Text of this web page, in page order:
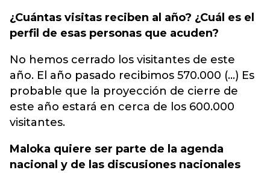
¿Cuántas visitas reciben al año? ¿Cuál es el
perfil de esas personas que acuden?
No hemos cerrado los visitantes de este
año. El año pasado recibimos 570.000 (...) Es
probable que la proyección de cierre de
este año estará en cerca de los 600.000
visitantes.
Maloka quiere ser parte de la agenda
nacional y de las discusiones nacionales